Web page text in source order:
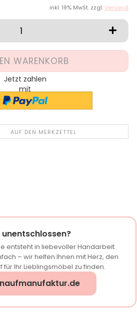
inkl. 19% MwSt. zzgl.Versand
Jetzt zahlen
mit
AUF DEN MERKZETTEL
unentschlossen?
entsteht in liebevoller Handarbeit.
– wir helfen Ihnen mit Herz, den
für Ihr Lieblingsmöbel zu finden.